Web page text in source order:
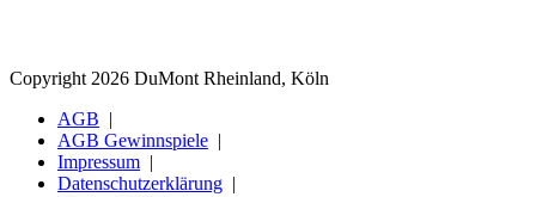
Copyright 2026 DuMont Rheinland, Köln
AGB
AGB Gewinnspiele
Impressum
Datenschutzerklärung